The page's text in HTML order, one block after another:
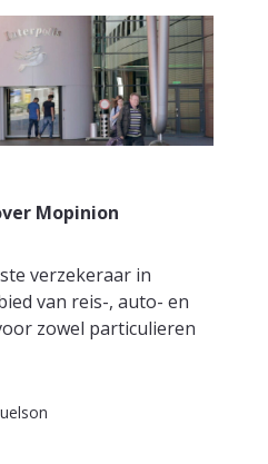
Mopinion
verzekeraar in
van reis-, auto- en
zowel particulieren